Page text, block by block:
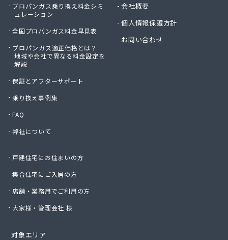
プロパンガス乗り換え料金シミ
ュレーション
全国プロパンガス料金早見表
プロパンガス適正価格とは？
地域や会社で異なる料金設定を
解説
保証とアフターサポート
乗り換え事例集
FAQ
弊社について
戸建住宅にお住まいの方
集合住宅にご入居の方
店舗・業務用でご利用の方
大家様・管理会社 様
会社概要
個人情報保護方針
お問い合わせ
対象エリア